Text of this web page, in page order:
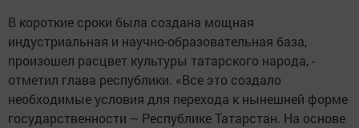
В короткие сроки была создана мощная
индустриальная и научно-образовательная база,
произошел расцвет культуры татарского народа, -
отметил глава республики. «Все это создало
необходимые условия для перехода к нынешней форме
государственности – Республике Татарстан. На основе